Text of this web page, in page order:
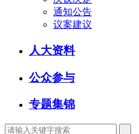
通知公告
议案建议
人大资料
公众参与
专题集锦